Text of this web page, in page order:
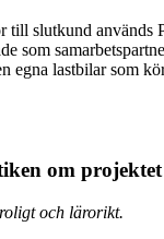
till slutkund används
som
egna lastbilar som
om projektet
och lärorikt.